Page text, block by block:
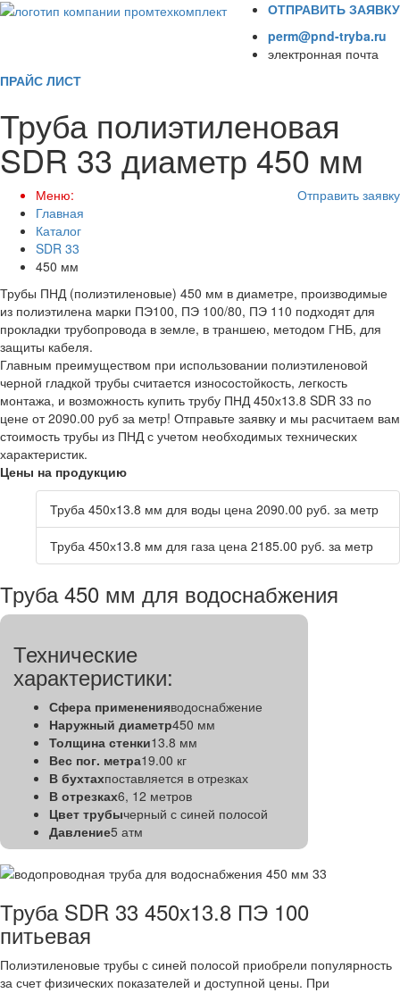
ОТПРАВИТЬ ЗАЯВКУ
perm@pnd-tryba.ru
электронная почта
ПРАЙС ЛИСТ
Труба полиэтиленовая
SDR 33 диаметр 450 мм
Меню:
Главная
Каталог
SDR 33
450 мм
Отправить заявку
Трубы ПНД (полиэтиленовые) 450 мм в диаметре, производимые
из полиэтилена марки ПЭ100, ПЭ 100/80, ПЭ 110 подходят для
прокладки трубопровода в земле, в траншею, методом ГНБ, для
защиты кабеля.
Главным преимуществом при использовании полиэтиленовой
черной гладкой трубы считается износостойкость, легкость
монтажа, и возможность купить трубу ПНД 450х13.8 SDR 33 по
цене от 2090.00 руб за метр! Отправьте заявку и мы расчитаем вам
стоимость трубы из ПНД с учетом необходимых технических
характеристик.
Цены на продукцию
Труба 450х13.8 мм для воды цена 2090.00 руб. за метр
Труба 450х13.8 мм для газа цена 2185.00 руб. за метр
Труба 450 мм для водоснабжения
Технические
характеристики:
Сфера примененияводоснабжение
Наружный диаметр450 мм
Толщина стенки13.8 мм
Вес пог. метра19.00 кг
В бухтахпоставляется в отрезках
В отрезках6, 12 метров
Цвет трубычерный с синей полосой
Давление5 атм
Труба SDR 33 450х13.8 ПЭ 100
питьевая
Полиэтиленовые трубы с синей полосой приобрели популярность
за счет физических показателей и доступной цены. При